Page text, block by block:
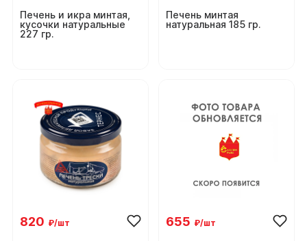
Печень и икра минтая,
кусочки натуральные
227 гр.
Печень минтая
натуральная 185 гр.
820 ₽/шт 655 ₽/шт